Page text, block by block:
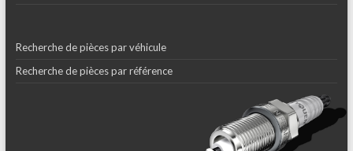
Recherche de pièces par véhicule
Recherche de pièces par référence